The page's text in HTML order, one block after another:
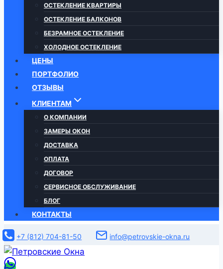
ОСТЕКЛЕНИЕ КВАРТИРЫ
ОСТЕКЛЕНИЕ БАЛКОНОВ
БЕЗРАМНОЕ ОСТЕКЛЕНИЕ
ХОЛОДНОЕ ОСТЕКЛЕНИЕ
ЦЕНЫ
ПОРТФОЛИО
ОТЗЫВЫ
КЛИЕНТАМ
О КОМПАНИИ
ЗАМЕРЫ ОКОН
ДОСТАВКА
ОПЛАТА
ДОГОВОР
СЕРВИСНОЕ ОБСЛУЖИВАНИЕ
БЛОГ
КОНТАКТЫ
+7 (812) 704-81-50 info@petrovskie-okna.ru